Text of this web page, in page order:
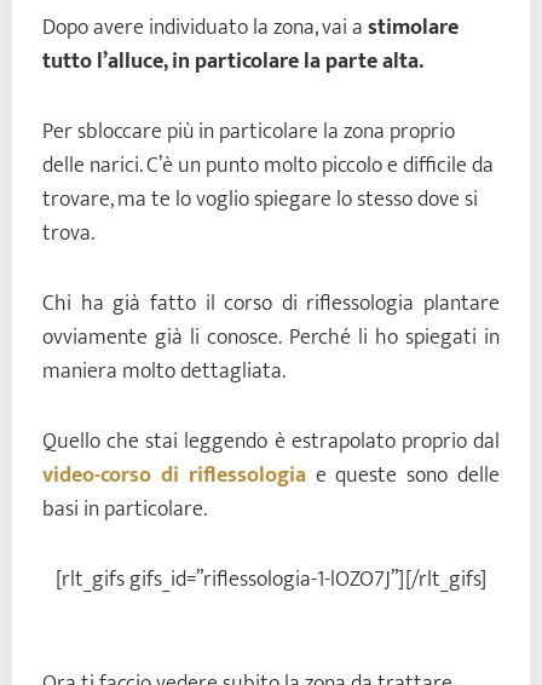
Dopo avere individuato la zona, vai astimolare
tutto l’alluce, in particolare la parte alta.
Per sbloccare più in particolare la zona proprio
delle narici. C’è un punto molto piccolo e difficile da
trovare, ma te lo voglio spiegare lo stesso dove si
trova.
Chi ha già fatto il corso di riflessologia plantare
ovviamente già li conosce. Perché li ho spiegati in
maniera molto dettagliata.
Quello che stai leggendo è estrapolato proprio dal
video-corso di riflessologiae queste sono delle
basi in particolare.
[rlt_gifs gifs_id=”riflessologia-1-lOZO7J”][/rlt_gifs]